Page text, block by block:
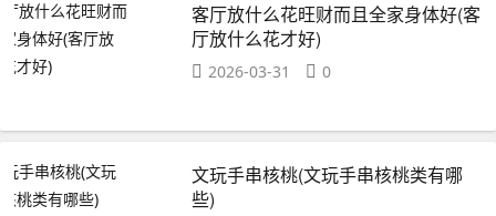
客厅放什么花旺财而且全家身体好(客
厅放什么花才好)
2026-03-31 0
文玩手串核桃(文玩手串核桃类有哪
些)